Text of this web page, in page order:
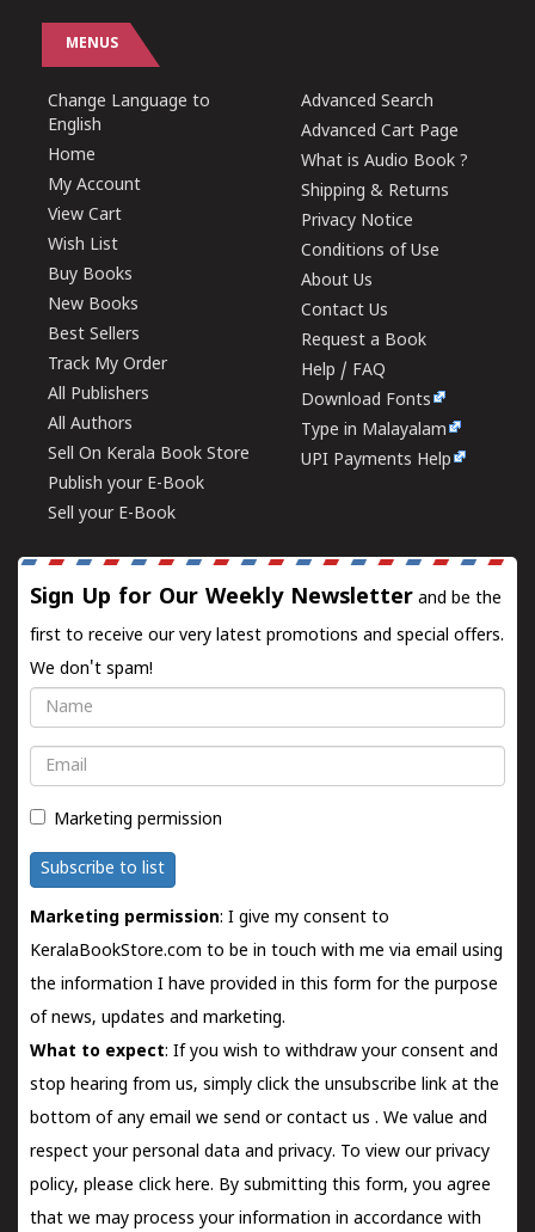
MENUS
Change Language to
English
Home
My Account
View Cart
Wish List
Buy Books
New Books
Best Sellers
Track My Order
All Publishers
All Authors
Sell On Kerala Book Store
Publish your E-Book
Sell your E-Book
Advanced Search
Advanced Cart Page
What is Audio Book ?
Shipping & Returns
Privacy Notice
Conditions of Use
About Us
Contact Us
Request a Book
Help / FAQ
Download Fonts
Type in Malayalam
UPI Payments Help
Sign Up for Our Weekly Newsletter and be the
first to receive our very latest promotions and special offers.
We don't spam!
Name
Email
Marketing permission
Subscribe to list
Marketing permission: I give my consent to
KeralaBookStore.com to be in touch with me via email using
the information I have provided in this form for the purpose
of news, updates and marketing.
What to expect: If you wish to withdraw your consent and
stop hearing from us, simply click the unsubscribe link at the
bottom of any email we send orcontact us . We value and
respect your personal data and privacy. To view our privacy
policy, please click here. By submitting this form, you agree
that we may process your information in accordance with